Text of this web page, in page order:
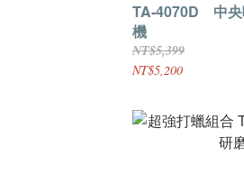
TA-4070D 中央
機
NT$5,399
NT$5,200